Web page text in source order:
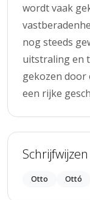
wordt vaak
nog steeds
uitstraling en
gekozen door
een rijke
Otto Ottó